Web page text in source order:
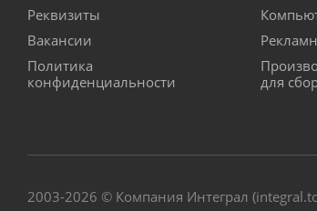
Реквизиты
Вакансии
Политика
конфиденциальности
для
2003-2026 © Компания Интеграл